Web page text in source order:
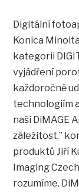
Digitální
Konica
kategorii
vyjádření
každoročně
technologiím
naši DiMAGE
záležitost,”
produktů Jiří
Imaging
rozumíme.